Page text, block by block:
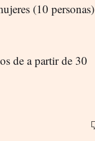
(10 personas)
de a partir de 30